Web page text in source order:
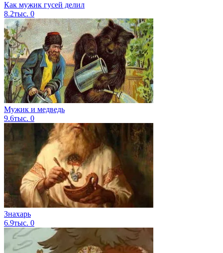
Как мужик гусей делил
8.2тыс. 0
Мужик и медведь
9.6тыс. 0
Знахарь
6.9тыс. 0